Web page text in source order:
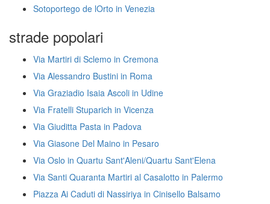
Sotoportego de lOrto in Venezia
strade popolari
Via Martiri di Sclemo in Cremona
Via Alessandro Bustini in Roma
Via Graziadio Isaia Ascoli in Udine
Via Fratelli Stuparich in Vicenza
Via Giuditta Pasta in Padova
Via Giasone Del Maino in Pesaro
Via Oslo in Quartu Sant'Aleni/Quartu Sant'Elena
Via Santi Quaranta Martiri al Casalotto in Palermo
Piazza Ai Caduti di Nassiriya in Cinisello Balsamo